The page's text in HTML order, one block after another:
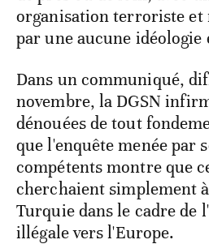
organisation terroriste et
par une aucune
Dans un communiqué,
novembre, la DGSN
dénouées de tout
que l'enquête menée par
compétents montre que
cherchaient simplement
Turquie dans le cadre de
illégale vers l'Europe.